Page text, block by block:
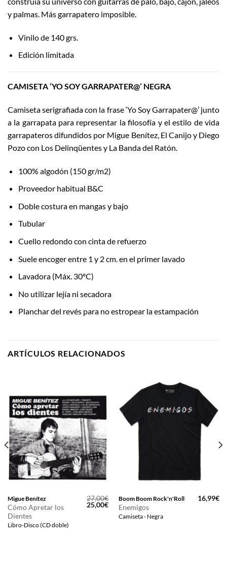
y palmas. Más garrapatero imposible.
Vinilo de 140 grs.
Edición limitada
CAMISETA ‘YO SOY GARRAPATER@’ NEGRA
Camiseta serigrafiada con la frase ‘Yo Soy Garrapater@’ junto
a la garrapata para representar la filosofía y el estilo de vida
garrapateros difundidos por Migue Benítez, El Canijo y Diego
Pozo con Los Delinqüentes y La Banda del Ratón.
100% algodón (150 gr/m2)
Proveedor habitual B&C
Doble costura en mangas y bajo
Tubular
Cuello redondo con cinta de refuerzo
Suele encoger entre 1 y 2 cm. en el primer lavado
Lavadora (Máx. 30ºC)
No utilizar lejía ni secadora
Planchar del revés para no estropear la estampación
ARTÍCULOS RELACIONADOS
Migue Benítez
Cómo Apretar los
Dientes
Libro-Disco (CD doble)
27,00€
El
precio
25,00€El
precio
actual
Boom Boom Rock'n'Roll
Enemigos
Camiseta - Negra
16,99€